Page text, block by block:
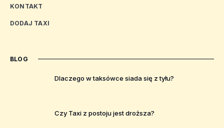
KONTAKT
DODAJ TAXI
BLOG
Dlaczego w taksówce siada się z tyłu?
Czy Taxi z postoju jest droższa?